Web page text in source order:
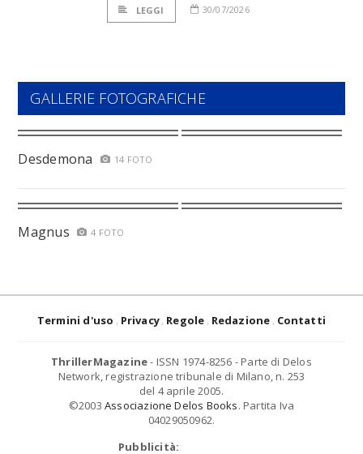
LEGGI 30/07/2026
GALLERIE FOTOGRAFICHE
Desdemona 14 FOTO
Magnus 4 FOTO
Termini d'uso Privacy Regole Redazione Contatti
ThrillerMagazine- ISSN 1974-8256 - Parte di Delos
Network, registrazione tribunale di Milano, n. 253
del 4 aprile 2005.
©2003 Associazione Delos Books. Partita Iva
04029050962.
Pubblicità: